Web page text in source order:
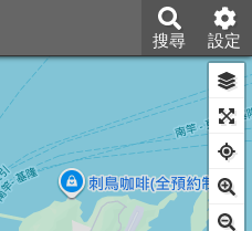
搜尋 設定